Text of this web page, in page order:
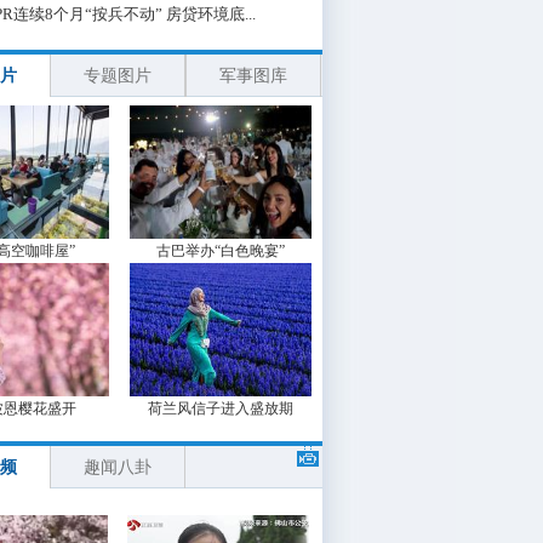
连续8个月“按兵不动” 房贷环境底...
专题图片 军事图库
空咖啡屋” 古巴举办“白色晚宴”
樱花盛开 荷兰风信子进入盛放期
趣闻八卦